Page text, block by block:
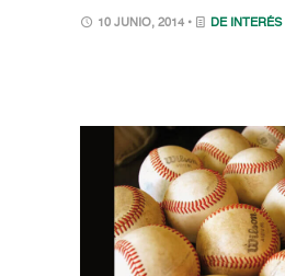
10 JUNIO, 2014 • DE INTERÉS